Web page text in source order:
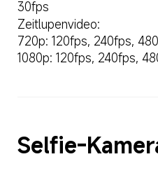
30fps
Zeitlupenvideo:
720p: 120fps, 240fps,
1080p: 120fps, 240fps,
Selfie-